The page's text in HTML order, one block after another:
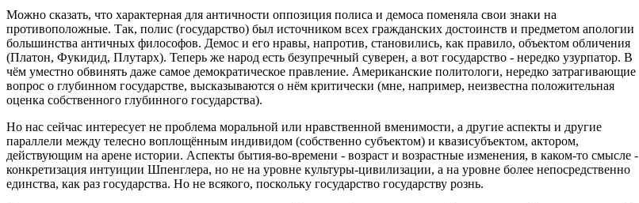
Можно сказать, что характерная для античности оппозиция полиса и демоса поменяла свои знаки на
противоположные. Так, полис (государство) был источником всех гражданских достоинств и предметом апологии
большинства античных философов. Демос и его нравы, напротив, становились, как правило, объектом обличения
(Платон, Фукидид, Плутарх). Теперь же народ есть безупречный суверен, а вот государство - нередко узурпатор. В
чём уместно обвинять даже самое демократическое правление. Американские политологи, нередко затрагивающие
вопрос о глубинном государстве, высказываются о нём критически (мне, например, неизвестна положительная
оценка собственного глубинного государства).
Но нас сейчас интересует не проблема моральной или нравственной вменимости, а другие аспекты и другие
параллели между телесно воплощённым индивидом (собственно субъектом) и квазисубъектом, актором,
действующим на арене истории. Аспекты бытия-во‑времени - возраст и возрастные изменения, в каком‑то смысле -
конкретизация интуиции Шпенглера, но не на уровне культуры-цивилизации, а на уровне более непосредственно
единства, как раз государства. Но не всякого, поскольку государство государству рознь.